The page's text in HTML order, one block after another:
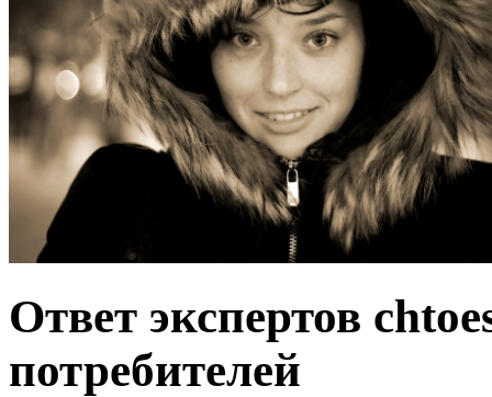
Ответ экспертов
потребителей